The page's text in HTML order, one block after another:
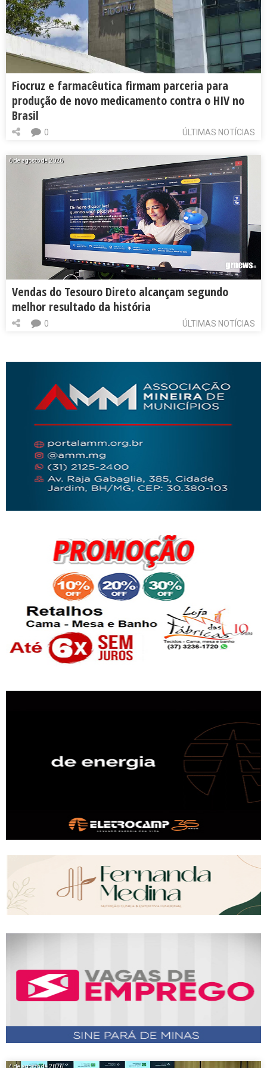
Fiocruz e farmacêutica firmam parceria para
produção de novo medicamento contra o HIV no
Brasil
ÚLTIMAS NOTÍCIAS
0
6 de agosto de 2026
Vendas do Tesouro Direto alcançam segundo
melhor resultado da história
ÚLTIMAS NOTÍCIAS
0
4 de agosto de 2026